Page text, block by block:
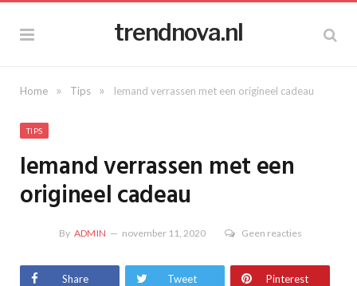
trendnova.nl
Home » Tips » Iemand verrassen met een origineel cadeau
TIPS
Iemand verrassen met een
origineel cadeau
By ADMIN november 11, 2020 Geen reacties
Share Tweet Pinterest